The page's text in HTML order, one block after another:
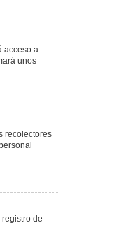
acceso a
unos
recolectores
de